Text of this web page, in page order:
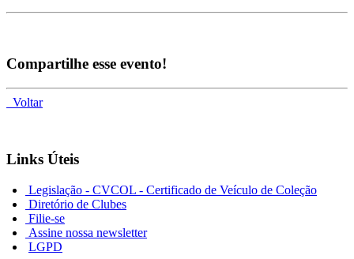
Compartilhe esse evento!
Voltar
Links Úteis
Legislação - CVCOL - Certificado de Veículo de Coleção
Diretório de Clubes
Filie-se
Assine nossa newsletter
LGPD